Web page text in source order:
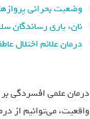
وضعیت بحرانی
نان، یاری رساندگان
درمان علائم اختلال
درمان علمی افسردگی
واقعیت، می‌توانیم از